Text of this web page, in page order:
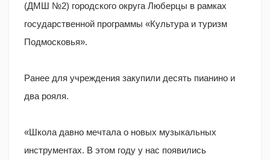
(ДМШ №2) городского округа Люберцы в рамках
государственной программы «Культура и туризм
Подмосковья».
Ранее для учреждения закупили десять пианино и
два рояля.
«Школа давно мечтала о новых музыкальных
инструментах. В этом году у нас появились